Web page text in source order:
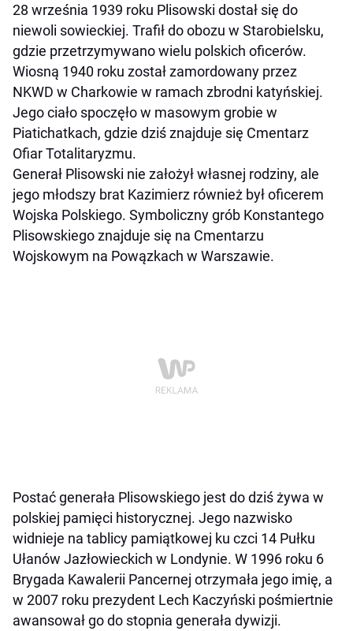
28 września 1939 roku Plisowski dostał się do
niewoli sowieckiej. Trafił do obozu w Starobielsku,
gdzie przetrzymywano wielu polskich oficerów.
Wiosną 1940 roku został zamordowany przez
NKWD w Charkowie w ramach zbrodni katyńskiej.
Jego ciało spoczęło w masowym grobie w
Piatichatkach, gdzie dziś znajduje się Cmentarz
Ofiar Totalitaryzmu.
Generał Plisowski nie założył własnej rodziny, ale
jego młodszy brat Kazimierz również był oficerem
Wojska Polskiego. Symboliczny grób Konstantego
Plisowskiego znajduje się na Cmentarzu
Wojskowym na Powązkach w Warszawie.
Postać generała Plisowskiego jest do dziś żywa w
polskiej pamięci historycznej. Jego nazwisko
widnieje na tablicy pamiątkowej ku czci 14 Pułku
Ułanów Jazłowieckich w Londynie. W 1996 roku 6
Brygada Kawalerii Pancernej otrzymała jego imię, a
w 2007 roku prezydent Lech Kaczyński pośmiertnie
awansował go do stopnia generała dywizji.